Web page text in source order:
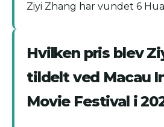
Ziyi Zhang har vundet 6
Hvilken pris blev
tildelt ved Macau
Movie Festival i